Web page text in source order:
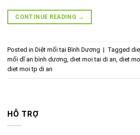
CONTINUE READING →
Posted in Diệt mối tại Bình Dương | Tagged
mối dĩ an bình dương, diet moi tai di an, diet
diet moi tp di an
HỖ TRỢ